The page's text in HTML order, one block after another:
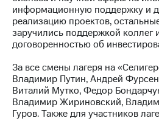
Корпоративный
секретарь
Раскрытие
информации
Информация
Документы
ПАО
"МТС"
Собрания
информационную поддержку и
реализацию проектов,
заручились поддержкой коллег
договоренностью об
За все смены лагеря на
Владимир Путин, Андрей
Виталий Мутко, Федор
Владимир Жириновский,
Гуров. Также для участников